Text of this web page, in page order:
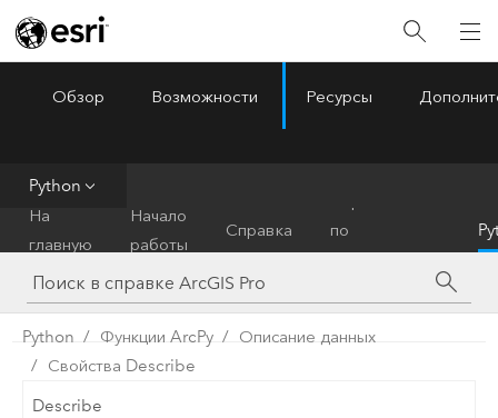
ArcGIS Pro
Обзор Возможности Ресурсы
Python
На
главную
Начало
работы
Справка
по
инструментам
Python Функции ArcPy
Описание данных
Свойства Describe
Describe